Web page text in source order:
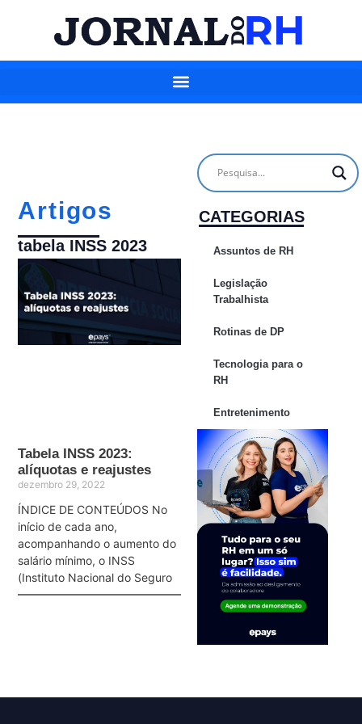
Artigos
tabela INSS 2023
Tabela INSS 2023:
alíquotas e reajustes
dezembro 29, 2022
ÍNDICE DE CONTEÚDOS No
início de cada ano,
acompanhando o aumento do
salário mínimo, o INSS
(Instituto Nacional do Seguro
CATEGORIAS
Assuntos de RH
Legislação
Trabalhista
Rotinas de DP
Tecnologia para o
RH
Entretenimento